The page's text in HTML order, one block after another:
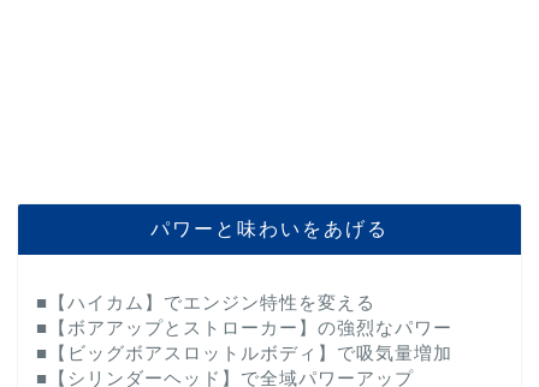
パワーと味わいをあげる
■【ハイカム】でエンジン特性を変える
■【ボアアップとストローカー】の強烈なパワー
■【ビッグボアスロットルボディ】で吸気量増加
■【シリンダーヘッド】で全域パワーアップ